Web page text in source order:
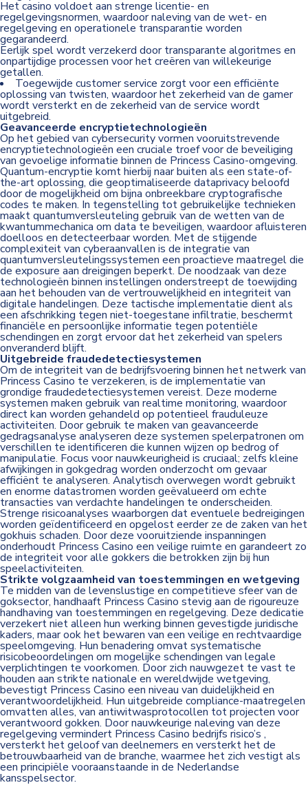
Het casino voldoet aan strenge licentie- en
regelgevingsnormen, waardoor naleving van de wet- en
regelgeving en operationele transparantie worden
gegarandeerd.
Eerlijk spel wordt verzekerd door transparante algoritmes en
onpartijdige processen voor het creëren van willekeurige
getallen.
Toegewijde customer service zorgt voor een efficiënte
oplossing van twisten, waardoor het zekerheid van de gamer
wordt versterkt en de zekerheid van de service wordt
uitgebreid.
Geavanceerde encryptietechnologieën
Op het gebied van cybersecurity vormen vooruitstrevende
encryptietechnologieën een cruciale troef voor de beveiliging
van gevoelige informatie binnen de Princess Casino-omgeving.
Quantum-encryptie komt hierbij naar buiten als een state-of-
the-art oplossing, die geoptimaliseerde dataprivacy beloofd
door de mogelijkheid om bijna onbreekbare cryptografische
codes te maken. In tegenstelling tot gebruikelijke technieken
maakt quantumversleuteling gebruik van de wetten van de
kwantummechanica om data te beveiligen, waardoor afluisteren
doelloos en detecteerbaar worden. Met de stijgende
complexiteit van cyberaanvallen is de integratie van
quantumversleutelingssystemen een proactieve maatregel die
de exposure aan dreigingen beperkt. De noodzaak van deze
technologieën binnen instellingen onderstreept de toewijding
aan het behouden van de vertrouwelijkheid en integriteit van
digitale handelingen. Deze tactische implementatie dient als
een afschrikking tegen niet-toegestane infiltratie, beschermt
financiële en persoonlijke informatie tegen potentiële
schendingen en zorgt ervoor dat het zekerheid van spelers
onveranderd blijft.
Uitgebreide fraudedetectiesystemen
Om de integriteit van de bedrijfsvoering binnen het netwerk van
Princess Casino te verzekeren, is de implementatie van
grondige fraudedetectiesystemen vereist. Deze moderne
systemen maken gebruik van realtime monitoring, waardoor
direct kan worden gehandeld op potentieel frauduleuze
activiteiten. Door gebruik te maken van geavanceerde
gedragsanalyse analyseren deze systemen spelerpatronen om
verschillen te identificeren die kunnen wijzen op bedrog of
manipulatie. Focus voor nauwkeurigheid is cruciaal; zelfs kleine
afwijkingen in gokgedrag worden onderzocht om gevaar
efficiënt te analyseren. Analytisch overwegen wordt gebruikt
en enorme datastromen worden geëvalueerd om echte
transacties van verdachte handelingen te onderscheiden.
Strenge risicoanalyses waarborgen dat eventuele bedreigingen
worden geïdentificeerd en opgelost eerder ze de zaken van het
gokhuis schaden. Door deze vooruitziende inspanningen
onderhoudt Princess Casino een veilige ruimte en garandeert zo
de integriteit voor alle gokkers die betrokken zijn bij hun
speelactiviteiten.
Strikte volgzaamheid van toestemmingen en wetgeving
Te midden van de levenslustige en competitieve sfeer van de
goksector, handhaaft Princess Casino stevig aan de rigoureuze
handhaving van toestemmingen en regelgeving. Deze dedicatie
verzekert niet alleen hun werking binnen gevestigde juridische
kaders, maar ook het bewaren van een veilige en rechtvaardige
speelomgeving. Hun benadering omvat systematische
risicobeoordelingen om mogelijke schendingen van legale
verplichtingen te voorkomen. Door zich nauwgezet te vast te
houden aan strikte nationale en wereldwijde wetgeving,
bevestigt Princess Casino een niveau van duidelijkheid en
verantwoordelijkheid. Hun uitgebreide compliance-maatregelen
omvatten alles, van antiwitwasprotocollen tot projecten voor
verantwoord gokken. Door nauwkeurige naleving van deze
regelgeving vermindert Princess Casino bedrijfs risico’s ,
versterkt het geloof van deelnemers en versterkt het de
betrouwbaarheid van de branche, waarmee het zich vestigt als
een principiële vooraanstaande in de Nederlandse
kansspelsector.